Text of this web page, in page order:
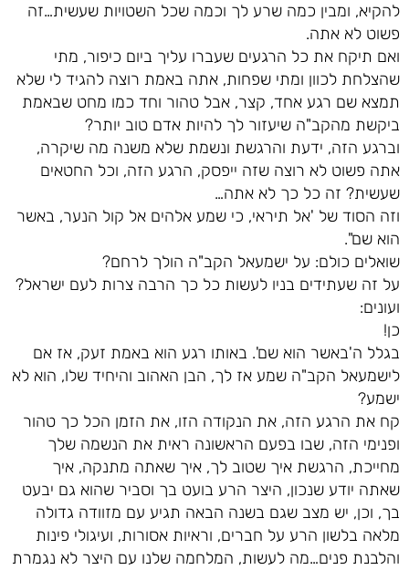
להקיא, ומבין כמה שרע לך וכמה שכל השטויות שעשית…זה
פשוט לא אתה.
ואם תיקח את כל הרגעים שעברו עליך ביום כיפור, מתי
שהצלחת לכוון ומתי שפחות, אתה באמת רוצה להגיד לי שלא
תמצא שם רגע אחד, קצר, אבל טהור וחד כמו מחט שבאמת
ביקשת מהקב"ה שיעזור לך להיות אדם טוב יותר?
וברגע הזה, ידעת והרגשת ונשמת שלא משנה מה שיקרה,
אתה פשוט לא רוצה שזה ייפסק, הרגע הזה, וכל החטאים
שעשית? זה כל כך לא אתה…
וזה הסוד של 'אל תיראי, כי שמע אלהים אל קול הנער, באשר
הוא שם".
שואלים כולם: על ישמעאל הקב"ה הולך לרחם?
על זה שעתידים בניו לעשות כל כך הרבה צרות לעם ישראל?
ועונים:
כן!
בגלל ה'באשר הוא שם'. באותו רגע הוא באמת זעק, אז אם
לישמעאל הקב"ה שמע אז לך, הבן האהוב והיחיד שלו, הוא לא
ישמע?
קח את הרגע הזה, את הנקודה הזו, את הזמן הכל כך טהור
ופנימי הזה, שבו בפעם הראשונה ראית את הנשמה שלך
מחייכת, הרגשת איך שטוב לך, איך שאתה מתנקה, איך
שאתה יודע שנכון, היצר הרע בועט בך וסביר שהוא גם יבעט
בך, וכן, יש מצב שגם בשנה הבאה תגיע עם מזוודה גדולה
מלאה בלשון הרע על חברים, וראיות אסורות, ועיגולי פינות
והלבנת פנים…מה לעשות, המלחמה שלנו עם היצר לא נגמרת